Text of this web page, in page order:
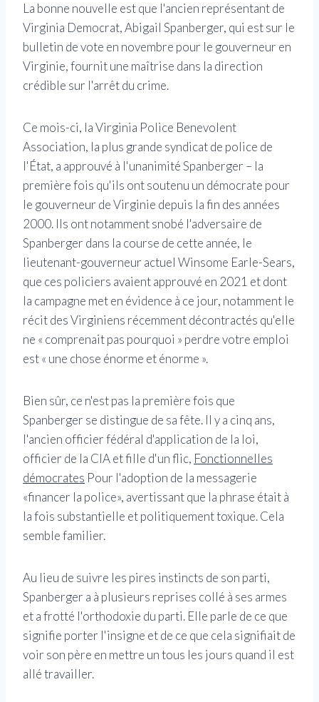
La bonne nouvelle est que l'ancien représentant de
Virginia Democrat, Abigail Spanberger, qui est sur le
bulletin de vote en novembre pour le gouverneur en
Virginie, fournit une maîtrise dans la direction
crédible sur l'arrêt du crime.
Ce mois-ci, la Virginia Police Benevolent
Association, la plus grande syndicat de police de
l'État, a approuvé à l'unanimité Spanberger – la
première fois qu'ils ont soutenu un démocrate pour
le gouverneur de Virginie depuis la fin des années
2000. Ils ont notamment snobé l'adversaire de
Spanberger dans la course de cette année, le
lieutenant-gouverneur actuel Winsome Earle-Sears,
que ces policiers avaient approuvé en 2021 et dont
la campagne met en évidence à ce jour, notamment le
récit des Virginiens récemment décontractés qu'elle
ne « comprenait pas pourquoi » perdre votre emploi
est « une chose énorme et énorme ».
Bien sûr, ce n'est pas la première fois que
Spanberger se distingue de sa fête. Il y a cinq ans,
l'ancien officier fédéral d'application de la loi,
officier de la CIA et fille d'un flic, Fonctionnelles
démocrates Pour l'adoption de la messagerie
«financer la police», avertissant que la phrase était à
la fois substantielle et politiquement toxique. Cela
semble familier.
Au lieu de suivre les pires instincts de son parti,
Spanberger a à plusieurs reprises collé à ses armes
et a frotté l'orthodoxie du parti. Elle parle de ce que
signifie porter l'insigne et de ce que cela signifiait de
voir son père en mettre un tous les jours quand il est
allé travailler.